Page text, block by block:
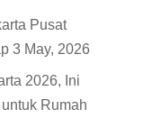
Pusat
3 May, 2026
2026, Ini
Rumah